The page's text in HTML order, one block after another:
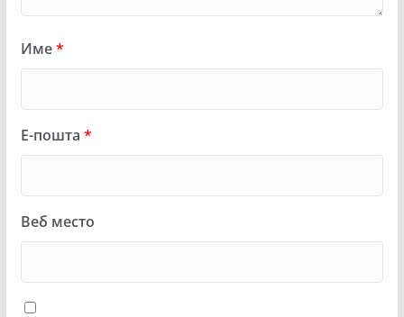
Име*
Е-пошта *
Веб место